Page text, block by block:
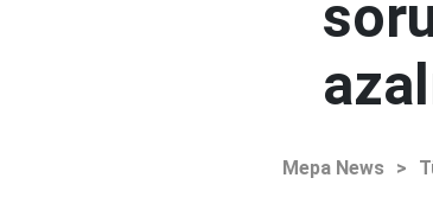
Mepa News >